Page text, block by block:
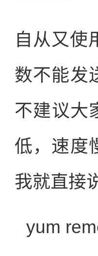
自从又使
数不能发
不建议大
低，速度
我就直接
yum